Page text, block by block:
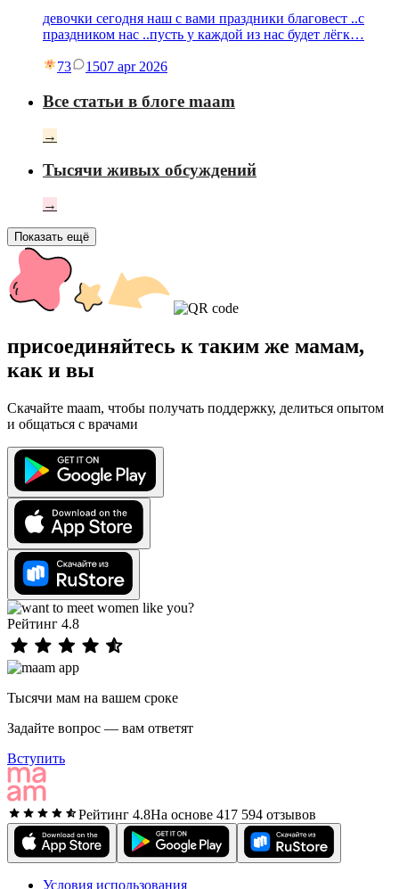
девочки сегодня наш с вами праздники благовест ..с
праздником нас ..пусть у каждой из нас будет лёгк…
73 1507 apr 2026
Все статьи в блоге maam
→
Тысячи живых обсуждений
→
Показать ещё
присоединяйтесь к таким же мамам,
как и вы
Скачайте maam, чтобы получать поддержку, делиться опытом
и общаться с врачами
Рейтинг 4.8
Тысячи мам на вашем сроке
Задайте вопрос — вам ответят
Вступить
Рейтинг 4.8На основе 417 594 отзывов
Условия использования